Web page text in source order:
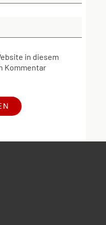
in diesem
Kommentar